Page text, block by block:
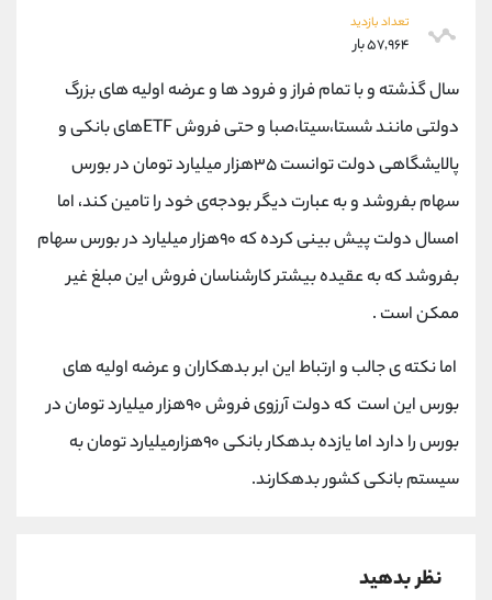
تعداد بازدید
۵۷,۹۶۴ بار
سال گذشته و با تمام فراز و فرود ها و عرضه اولیه های بزرگ
دولتی مانند شستا،سیتا،صبا و حتی فروش ETFهای بانکی و
پالایشگاهی دولت توانست ۳۵هزار میلیارد تومان در بورس
سهام بفروشد و به عبارت دیگر بودجه‌ی خود را تامین کند، اما
امسال دولت پیش بینی کرده که ۹۰هزار میلیارد در بورس سهام
بفروشد که به عقیده بیشتر کارشناسان فروش این مبلغ غیر
ممکن است .
اما نکته ی جالب و ارتباط این ابر بدهکاران و عرضه اولیه های
بورس این است که دولت آرزوی فروش ۹۰هزار میلیارد تومان در
بورس را دارد اما یازده بدهکار بانکی ۹۰هزارمیلیارد تومان به
سیستم بانکی کشور بدهکارند.
نظر بدهید
اطلاعات تماس (دفتر فروش)
تلفن
021-22021040
بدون پیش شماره 90001030
اینستاگرام @alireza.mehrabii
کانال تلگرام @alirezamehrabi_com